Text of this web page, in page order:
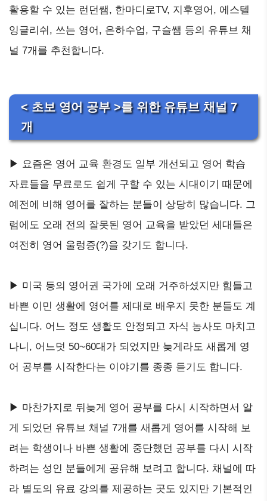
활용할 수 있는 런던쌤, 한마디로TV, 지후영어, 에스텔
잉글리쉬, 쓰는 영어, 은하수업, 구슬쌤 등의 유튜브 채
널 7개를 추천합니다.
< 초보 영어 공부 >를 위한 유튜브 채널 7
개
▶ 요즘은 영어 교육 환경도 일부 개선되고 영어 학습
자료들을 무료로도 쉽게 구할 수 있는 시대이기 때문에
예전에 비해 영어를 잘하는 분들이 상당히 많습니다. 그
럼에도 오래 전의 잘못된 영어 교육을 받았던 세대들은
여전히 영어 울렁증(?)을 갖기도 합니다.
▶ 미국 등의 영어권 국가에 오래 거주하셨지만 힘들고
바쁜 이민 생활에 영어를 제대로 배우지 못한 분들도 계
십니다. 어느 정도 생활도 안정되고 자식 농사도 마치고
나니, 어느덧 50~60대가 되었지만 늦게라도 새롭게 영
어 공부를 시작한다는 이야기를 종종 듣기도 합니다.
▶ 마찬가지로 뒤늦게 영어 공부를 다시 시작하면서 알
게 되었던 유튜브 채널 7개를 새롭게 영어를 시작해 보
려는 학생이나 바쁜 생활에 중단했던 공부를 다시 시작
하려는 성인 분들에게 공유해 보려고 합니다. 채널에 따
라 별도의 유료 강의를 제공하는 곳도 있지만 기본적인